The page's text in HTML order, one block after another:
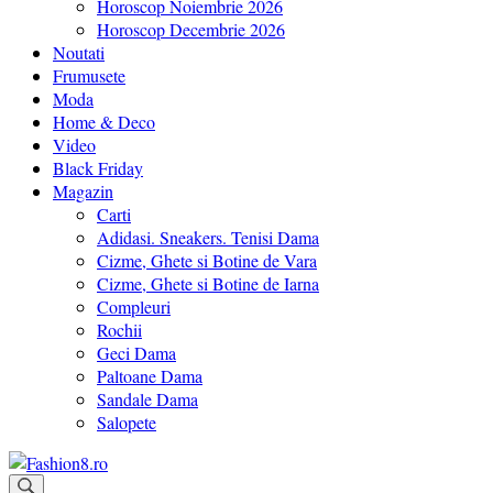
Horoscop Noiembrie 2026
Horoscop Decembrie 2026
Noutati
Frumusete
Moda
Home & Deco
Video
Black Friday
Magazin
Carti
Adidasi. Sneakers. Tenisi Dama
Cizme, Ghete si Botine de Vara
Cizme, Ghete si Botine de Iarna
Compleuri
Rochii
Geci Dama
Paltoane Dama
Sandale Dama
Salopete